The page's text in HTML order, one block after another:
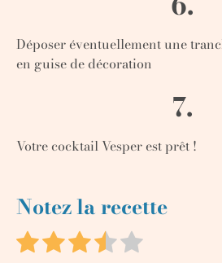
Déposer éventuellement une
en guise de décoration
7.
Votre cocktail Vesper est prêt !
Notez la recette